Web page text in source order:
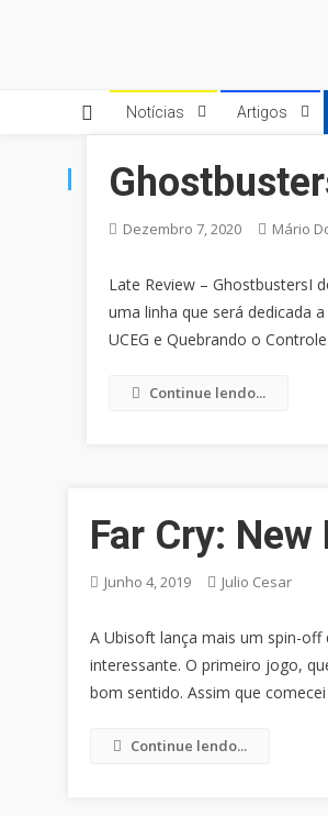
Notícias Artigos
CATEGORIA:SONY
Dezembro 7, 2020 Mário
Late Review – GhostbustersI
uma linha que será dedicada
UCEG e Quebrando o
Continue lendo...
Far Cry: New
Junho 4, 2019 Julio Cesar
A Ubisoft lança mais um spin-
interessante. O primeiro jogo,
bom sentido. Assim que
Continue lendo...